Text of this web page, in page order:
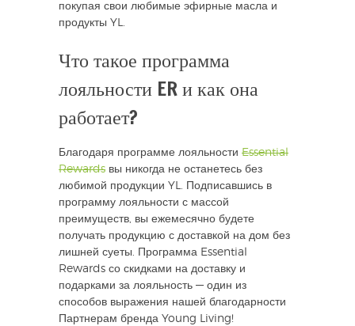
покупая свои любимые эфирные масла и
продукты YL.
Что такое программа
лояльности ER и как она
работает?
Благодаря программе лояльности Essential
Rewards вы никогда не останетесь без
любимой продукции YL. Подписавшись в
программу лояльности с массой
преимуществ, вы ежемесячно будете
получать продукцию с доставкой на дом без
лишней суеты. Программа Essential
Rewards со скидками на доставку и
подарками за лояльность — один из
способов выражения нашей благодарности
Партнерам бренда Young Living!